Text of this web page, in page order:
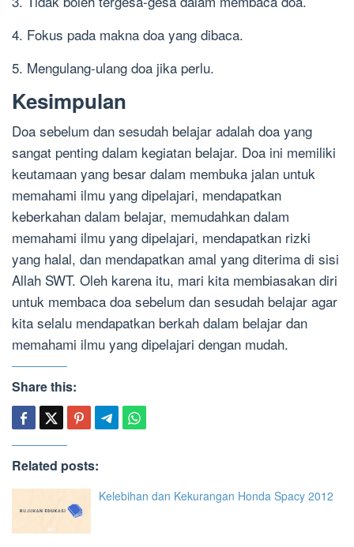
4. Fokus pada makna doa yang dibaca.
5. Mengulang-ulang doa jika perlu.
Kesimpulan
Doa sebelum dan sesudah belajar adalah doa yang
sangat penting dalam kegiatan belajar. Doa ini memiliki
keutamaan yang besar dalam membuka jalan untuk
memahami ilmu yang dipelajari, mendapatkan
keberkahan dalam belajar, memudahkan dalam
memahami ilmu yang dipelajari, mendapatkan rizki
yang halal, dan mendapatkan amal yang diterima di sisi
Allah SWT. Oleh karena itu, mari kita membiasakan diri
untuk membaca doa sebelum dan sesudah belajar agar
kita selalu mendapatkan berkah dalam belajar dan
memahami ilmu yang dipelajari dengan mudah.
Share this:
Related posts:
Kelebihan dan Kekurangan Honda Spacy 2012